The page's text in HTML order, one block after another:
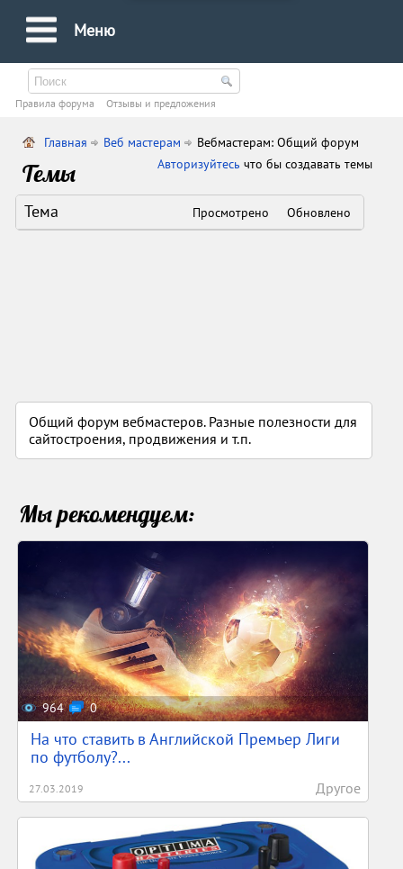
Меню
Правила форума Oтзывы и предложения
Главная Веб мастерам
Вебмастерам: Общий форум
Авторизуйтесь что бы создавать темы
Темы
Тема Просмотрено Обновлено
Общий форум вебмастеров. Разные полезности для
сайтостроения, продвижения и т.п.
Мы рекомендуем:
964 0
На что ставить в Английской Премьер Лиги
по футболу?...
27.03.2019 Другое